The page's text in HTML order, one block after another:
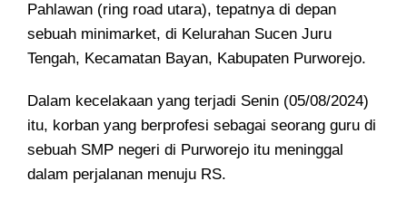
Pahlawan (ring road utara), tepatnya di depan
sebuah minimarket, di Kelurahan Sucen Juru
Tengah, Kecamatan Bayan, Kabupaten Purworejo.
Dalam kecelakaan yang terjadi Senin (05/08/2024)
itu, korban yang berprofesi sebagai seorang guru di
sebuah SMP negeri di Purworejo itu meninggal
dalam perjalanan menuju RS.